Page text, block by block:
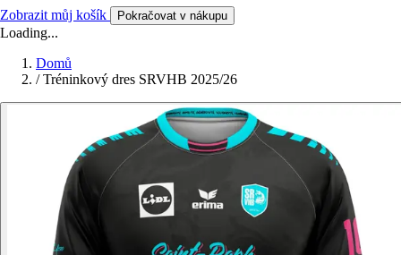
Zobrazit můj košík Pokračovat v nákupu
Loading...
Domů
/ Tréninkový dres SRVHB 2025/26